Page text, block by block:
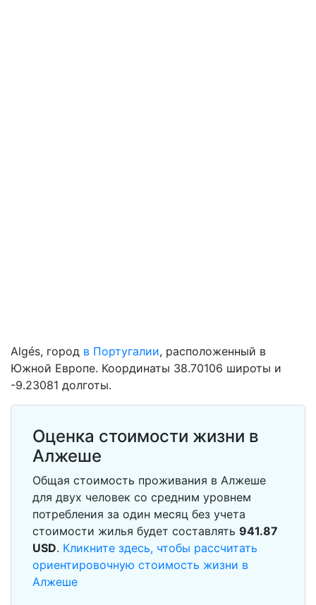
Algés, город в Португалии, расположенный в
Южной Европе. Координаты 38.70106 широты и
-9.23081 долготы.
Оценка стоимости жизни в
Алжеше
Общая стоимость проживания в Алжеше
для двух человек со средним уровнем
потребления за один месяц без учета
стоимости жилья будет составлять 941.87
USD. Кликните здесь, чтобы рассчитать
ориентировочную стоимость жизни в
Алжеше